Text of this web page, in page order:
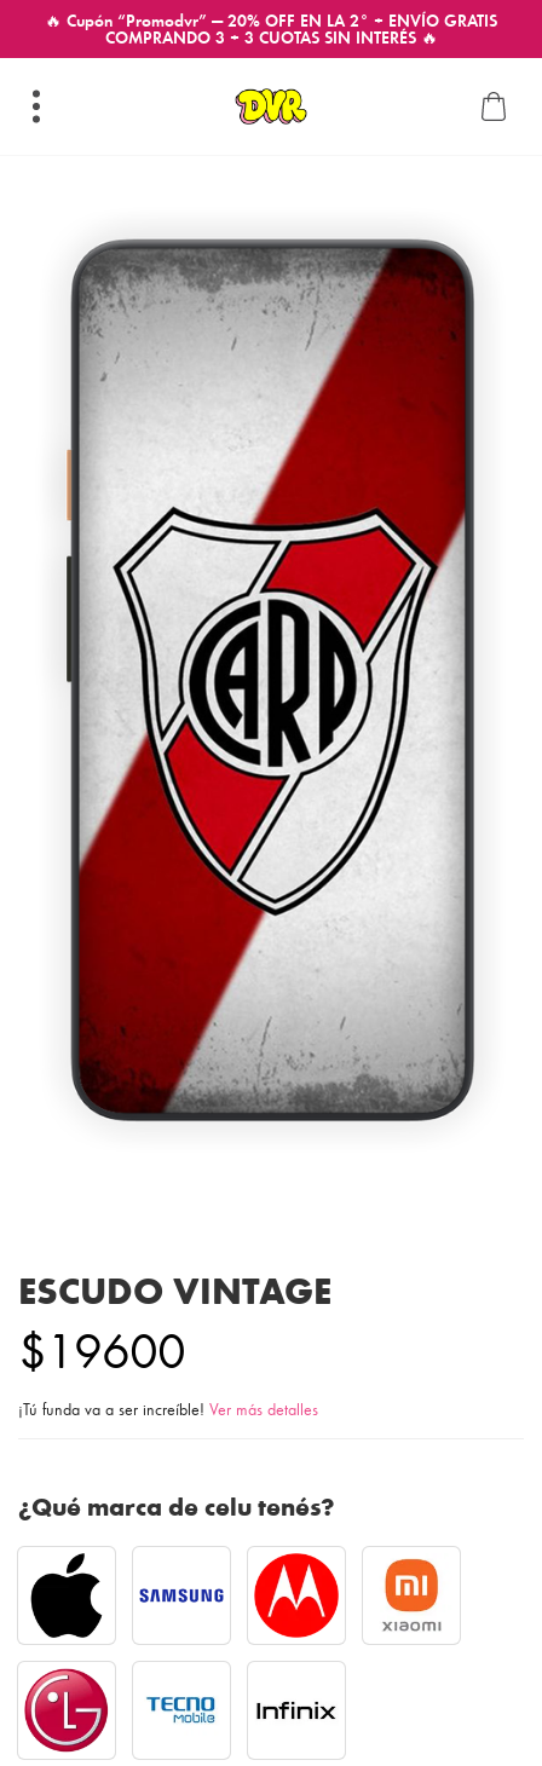
🔥 Cupón “Promodvr” — 20% OFF EN LA 2° + ENVÍO GRATIS
COMPRANDO 3 + 3 CUOTAS SIN INTERÉS 🔥
ESCUDO VINTAGE
$19600
¡Tú funda va a ser increíble! Ver más detalles
¿Qué marca de celu tenés?